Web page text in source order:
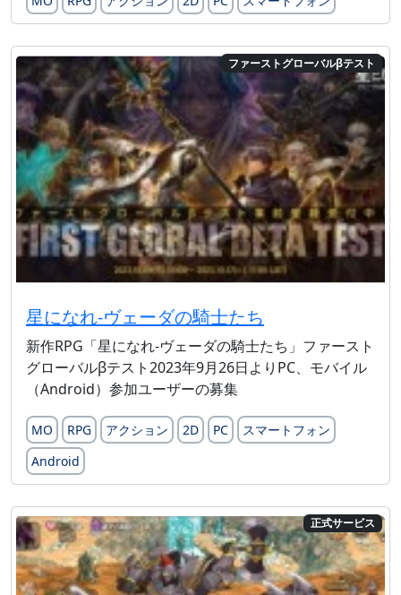
ファーストグローバルβテスト
星になれ-ヴェーダの騎士たち
新作RPG「星になれ-ヴェーダの騎士たち」ファースト
グローバルβテスト2023年9月26日よりPC、モバイル
（Android）参加ユーザーの募集
MO RPG アクション 2D PC
スマートフォン
Android
正式サービス